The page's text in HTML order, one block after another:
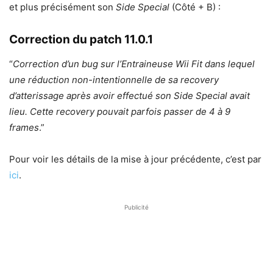
et plus précisément son Side Special (Côté + B) :
Correction du patch 11.0.1
“Correction d’un bug sur l’Entraineuse Wii Fit dans lequel
une réduction non-intentionnelle de sa recovery
d’atterissage après avoir effectué son Side Special avait
lieu. Cette recovery pouvait parfois passer de 4 à 9
frames.”
Pour voir les détails de la mise à jour précédente, c’est par
ici.
Publicité